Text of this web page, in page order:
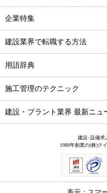
企業特集
建設業界で転職する方法
用語辞典
施工管理のテクニック
建設・プラント業界 最新ニュ
建設･設備求
1980年創業の(株)ク